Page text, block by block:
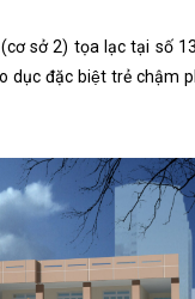
sở 2) tọa lạc tại số
dục đặc biệt trẻ chậm